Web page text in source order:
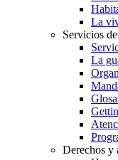
La
Servicios
La
Derechos y